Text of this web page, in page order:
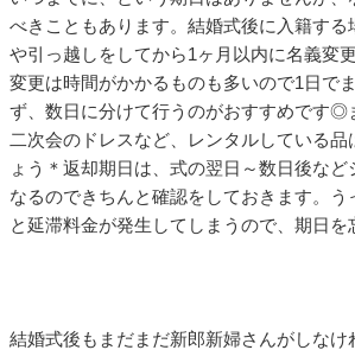
べきこともあります。結婚式後に入籍する
や引っ越しをしてから1ヶ月以内に名義変
変更は時間がかかるものも多いので1日で
ず、数日に分けて行うのがおすすめです◎
二次会のドレスなど、レンタルしている品
ょう＊返却期日は、式の翌日～数日後な
なるのできちんと確認をしておきます。う
と延滞料金が発生してしまうので、期日を
結婚式後もまだまだ新郎新婦さんがしなけ